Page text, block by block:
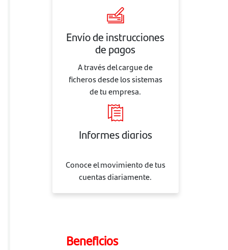
Envío de instrucciones
de pagos
A través del cargue de
ficheros desde los sistemas
de tu empresa.
Informes diarios
Conoce el movimiento de tus
cuentas diariamente.
Beneficios